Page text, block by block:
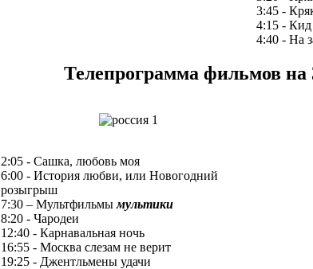
3:45 -
4:15 -
4:40 - На
Телепрограмма фильмов на
2:05 - Сашка, любовь моя
6:00 - История любви, или Новогодний
розыгрыш
7:30 – Мультфильмымультики
8:20 - Чародеи
12:40 - Карнавальная ночь
16:55 - Москва слезам не верит
19:25 - Джентльмены удачи